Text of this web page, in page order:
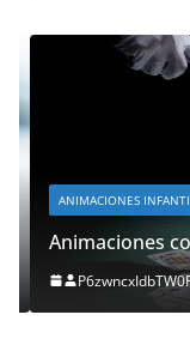
ANIMACIONES
Animaciones